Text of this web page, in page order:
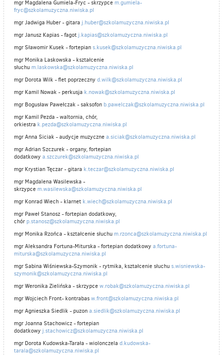
mgr Magdalena Gumiela-Fryc - skrzypce m.gumiela-
fryc@szkolamuzyczna.niwiska.pl
mgr Jadwiga Huber - gitara j.huber@szkolamuzyczna.niwiska.pl
mgr Janusz Kapias - fagot j.kapias@szkolamuzyczna.niwiska.pl
mgr Sławomir Kusek - fortepian s.kusek@szkolamuzyczna.niwiska.pl
mgr Monika Laskowska - kształcenie
słuchu m.laskowska@szkolamuzyczna.niwiska.pl
mgr Dorota Wilk - flet poprzeczny d.wilk@szkolamuzyczna.niwiska.pl
mgr Kamil Nowak - perkusja k.nowak@szkolamuzyczna.niwiska.pl
mgr Bogusław Pawełczak - saksofon b.pawelczak@szkolamuzyczna.niwiska.pl
mgr Kamil Pezda - waltornia, chór,
orkiestra k.pezda@szkolamuzyczna.niwiska.pl
mgr Anna Siciak - audycje muzyczne a.siciak@szkolamuzyczna.niwiska.pl
mgr Adrian Szczurek - organy, fortepian
dodatkowy a.szczurek@szkolamuzyczna.niwiska.pl
mgr Krystian Tęczar - gitara k.teczar@szkolamuzyczna.niwiska.pl
mgr Magdalena Wasilewska -
skrzypce m.wasilewska@szkolamuzyczna.niwiska.pl
mgr Konrad Wiech - klarnet k.wiech@szkolamuzyczna.niwiska.pl
mgr Paweł Stanosz - fortepian dodatkowy,
chór p.stanosz@szkolamuzyczna.niwiska.pl
mgr Monika Rzońca - kształcenie słuchu m.rzonca@szkolamuzyczna.niwiska.pl
mgr Aleksandra Fortuna-Miturska - fortepian dodatkowy a.fortuna-
miturska@szkolamuzyczna.niwiska.pl
mgr Sabina Wiśniewska-Szymonik - rytmika, kształcenie słuchu s.wisniewska-
szymonik@szkolamuzyczna.niwiska.pl
mgr Weronika Zielińska - skrzypce w.robak@szkolamuzyczna.niwiska.pl
mgr Wojciech Front- kontrabas w.front@szkolamuzyczna.niwiska.pl
mgr Agnieszka Siedlik - puzon a.siedlik@szkolamuzyczna.niwiska.pl
mgr Joanna Stachowicz - fortepian
dodatkowy j.stachowicz@szkolamuzyczna.niwiska.pl
mgr Dorota Kudowska-Tarała - wiolonczela d.kudowska-
tarala@szkolamuzyczna.niwiska.pl